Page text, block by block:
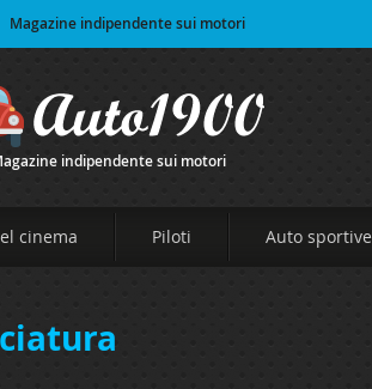
Magazine indipendente sui motori
indipendente sui motori
cinema Piloti Auto sportive